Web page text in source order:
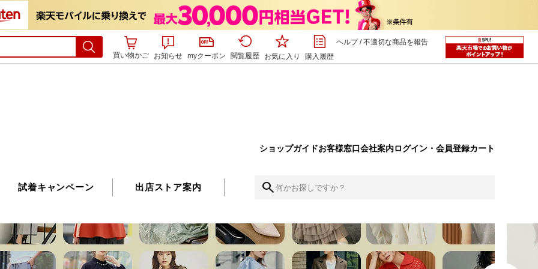
買い物かご お知らせ myクーポン 閲覧履歴 お気に入り 購入履歴
ヘルプ/不適切な商品を報告